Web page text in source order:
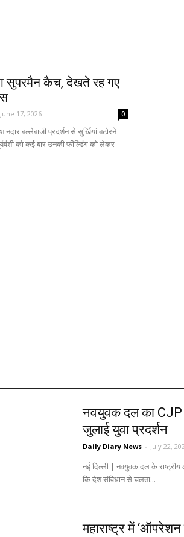
सुपरमैन कैच, देखते रह गए
June 17, 2026 0
बल्लेबाजी प्रदर्शन से सुर्खियां बटोरने
को कई बार उनकी फील्डिंग को लेकर
नवयुवक दल का CJP
जुलाई युवा प्रदर्शन
Daily Diary News - July 22,
नई दिल्ली | नवयुवक दल के राष्ट्रीय
कि देश संविधान से चलता...
महाराष्ट्र में ‘ऑपरेशन